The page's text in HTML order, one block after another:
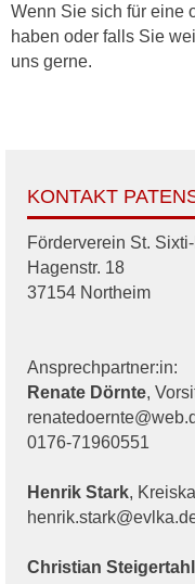
Wenn Sie sich für eine
haben oder falls Sie
uns gerne.
KONTAKT
Förderverein St.
Hagenstr. 18
37154 Northeim
Ansprechpartner:in:
Renate Dörnte,
0176-71960551
Henrik Stark,
Christian Steigertahl